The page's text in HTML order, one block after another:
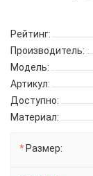
Рейтинг:
Производитель:
Модель:
Артикул:
Доступно:
Материал:
Размер: